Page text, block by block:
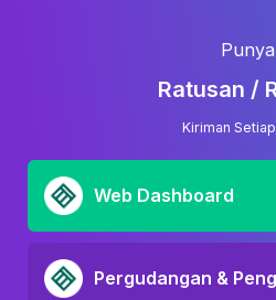
Punya
Ratusan /
Kiriman
Web Dashboard
Pergudangan &